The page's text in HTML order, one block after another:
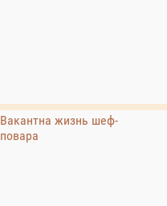
Вакантна жизнь шеф-
повара